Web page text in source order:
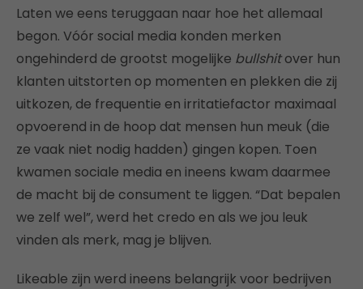
Laten we eens teruggaan naar hoe het allemaal
begon. Vóór social media konden merken
ongehinderd de grootst mogelijke bullshitover hun
klanten uitstorten op momenten en plekken die zij
uitkozen, de frequentie en irritatiefactor maximaal
opvoerend in de hoop dat mensen hun meuk (die
ze vaak niet nodig hadden) gingen kopen. Toen
kwamen sociale media en ineens kwam daarmee
de macht bij de consument te liggen. “Dat bepalen
we zelf wel”, werd het credo en als we jou leuk
vinden als merk, mag je blijven.
Likeable zijn werd ineens belangrijk voor bedrijven